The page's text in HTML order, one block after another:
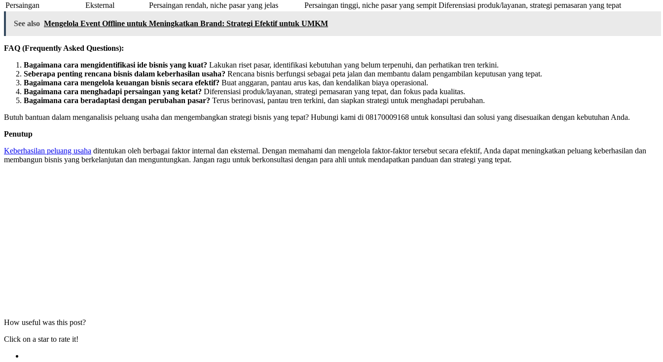
Persaingan
Eksternal Persaingan rendah, niche pasar yang jelas Persaingan tinggi, niche pasar yang sempit Diferensiasi produk/layanan, strategi pemasaran yang tepat
See also Mengelola Event Offline untuk Meningkatkan Brand: Strategi Efektif untuk UMKM
FAQ (Frequently Asked Questions):
Bagaimana cara mengidentifikasi ide bisnis yang kuat? Lakukan riset pasar, identifikasi kebutuhan yang belum terpenuhi, dan perhatikan tren terkini.
Seberapa penting rencana bisnis dalam keberhasilan usaha? Rencana bisnis berfungsi sebagai peta jalan dan membantu dalam pengambilan keputusan yang tepat.
Bagaimana cara mengelola keuangan bisnis secara efektif? Buat anggaran, pantau arus kas, dan kendalikan biaya operasional.
Bagaimana cara menghadapi persaingan yang ketat? Diferensiasi produk/layanan, strategi pemasaran yang tepat, dan fokus pada kualitas.
Bagaimana cara beradaptasi dengan perubahan pasar? Terus berinovasi, pantau tren terkini, dan siapkan strategi untuk menghadapi perubahan.
Butuh bantuan dalam menganalisis peluang usaha dan mengembangkan strategi bisnis yang tepat? Hubungi kami di 08170009168 untuk konsultasi dan solusi yang disesuaikan dengan kebutuhan Anda.
Penutup
Keberhasilan peluang usaha ditentukan oleh berbagai faktor internal dan eksternal. Dengan memahami dan mengelola faktor-faktor tersebut secara efektif, Anda dapat meningkatkan peluang keberhasilan dan
membangun bisnis yang berkelanjutan dan menguntungkan. Jangan ragu untuk berkonsultasi dengan para ahli untuk mendapatkan panduan dan strategi yang tepat.
How useful was this post?
Click on a star to rate it!